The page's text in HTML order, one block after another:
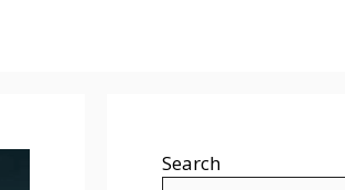
Search